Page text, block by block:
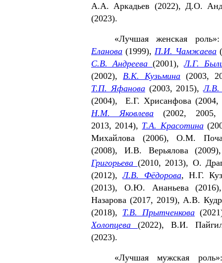
А.А. Аркадьев (2022), Д.О.
(2023).
«Лучшая женская
Ела­нова (1999), П.И. Чамжаева
С.В. Андреева (2001),Л.Г.
(2002), В.К. Кузьмина (2003,
Т.П. Яфанова(2003, 2015),Л.В.
(2004), Е.Г. Хрисанфова (2004,
Н.М. Яковлева (2002, 2005,
2013, 2014), Т.А. Красотина
Михайлова (2006), О.М.
(2008), И.В. Верьялова
Григорьева (2010, 2013), О.
(2012),Л.В. Фёдорова, Н.Г.
(2013), О.Ю. Ананьева
Назарова (2017, 2019), А.В.
(2018), Т.В. Прытченкова
Холопцева (2022), В.И.
(2023).
«Лучшая мужская